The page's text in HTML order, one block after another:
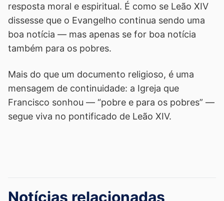
resposta moral e espiritual. É como se Leão XIV
dissesse que o Evangelho continua sendo uma
boa notícia — mas apenas se for boa notícia
também para os pobres.
Mais do que um documento religioso, é uma
mensagem de continuidade: a Igreja que
Francisco sonhou — “pobre e para os pobres” —
segue viva no pontificado de Leão XIV.
Notícias relacionadas